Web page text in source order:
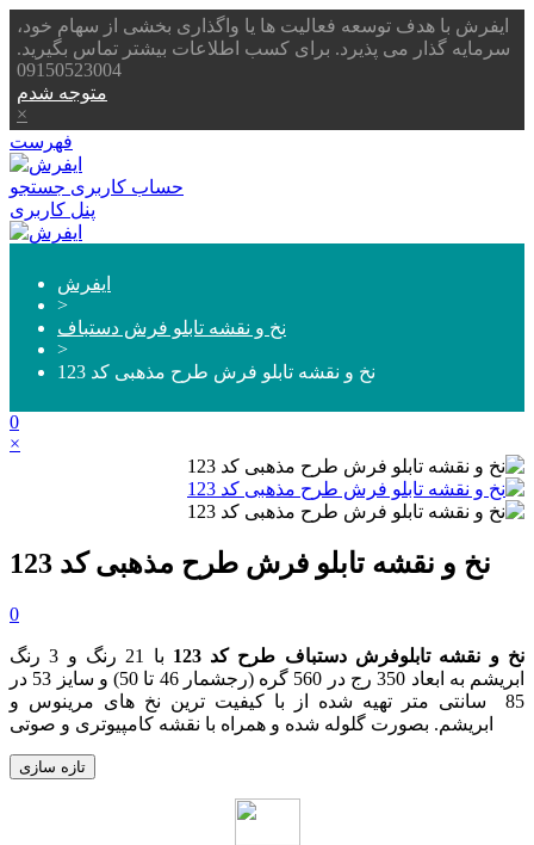
ایفرش با هدف توسعه فعالیت ها یا واگذاری بخشی از سهام خود،
سرمایه گذار می پذیرد. برای کسب اطلاعات بیشتر تماس بگیرید.
09150523004
متوجه شدم
×
فهرست
حساب کاربری جستجو
پنل کاربری
ایفرش
>
نخ و نقشه تابلو فرش دستباف
>
نخ و نقشه تابلو فرش طرح مذهبی کد 123
0
×
نخ و نقشه تابلو فرش طرح مذهبی کد 123
0
نخ و نقشه تابلوفرش دستباف طرح کد 123
با 21 رنگ و 3 رنگ
ابریشم به ابعاد 350 رج در 560 گره
(رجشمار 46 تا 50 )
و سایز 53 در
85 سانتی متر تهیه شده از با کیفیت ترین نخ های مرینوس و
ابریشم. بصورت گلوله شده و همراه با نقشه کامپیوتری و صوتی